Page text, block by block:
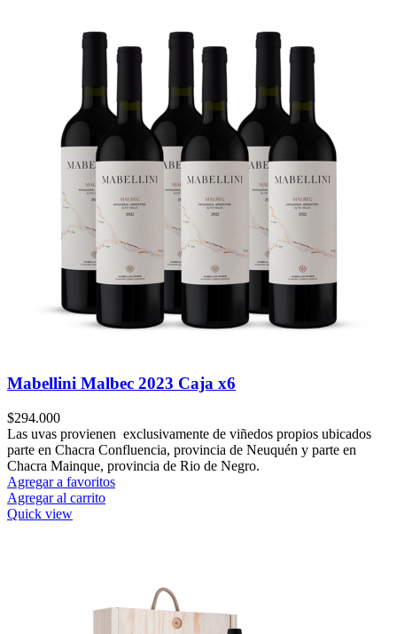
Mabellini Malbec 2023 Caja x6
$294.000
Las uvas provienen exclusivamente de viñedos propios ubicados
parte en Chacra Confluencia, provincia de Neuquén y parte en
Chacra Mainque, provincia de Rio de Negro.
Agregar a favoritos
Agregar al carrito
Quick view